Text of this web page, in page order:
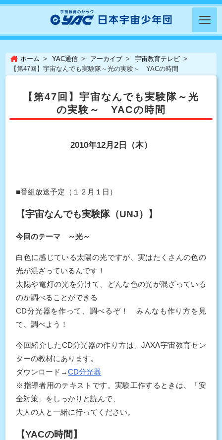
ホーム YAC通信 アーカイブ
宇宙教育テレビ
【第47回】宇宙なんでも実験隊～光の実験～ YACの時間
【第47回】宇宙なんでも実験隊～光
の実験～ YACの時間
2010年12月2日（木）
■番組放送予定（１２月１日）
【宇宙なんでも実験隊（UNJ）】
今回のテーマ ～光～
白色に感じている太陽の光ですが、実はたくさんの色の
光が混ざっているんです！
太陽や電灯の光を分けて、どんな色の光が混ざっている
のか調べることができる
CD分光器を作って、調べるぞ！ みんなも作り方を見
て、調べよう！
今回紹介したCD分光器の作り方は、JAXA宇宙教育セン
ターの教材にあります。
ダウンロード→CD分光器
※指導者用のテキストです。実験工作するときは、「安
全対策」をしっかりと読んで、
大人の人と一緒に行ってください。
【YACの時間】